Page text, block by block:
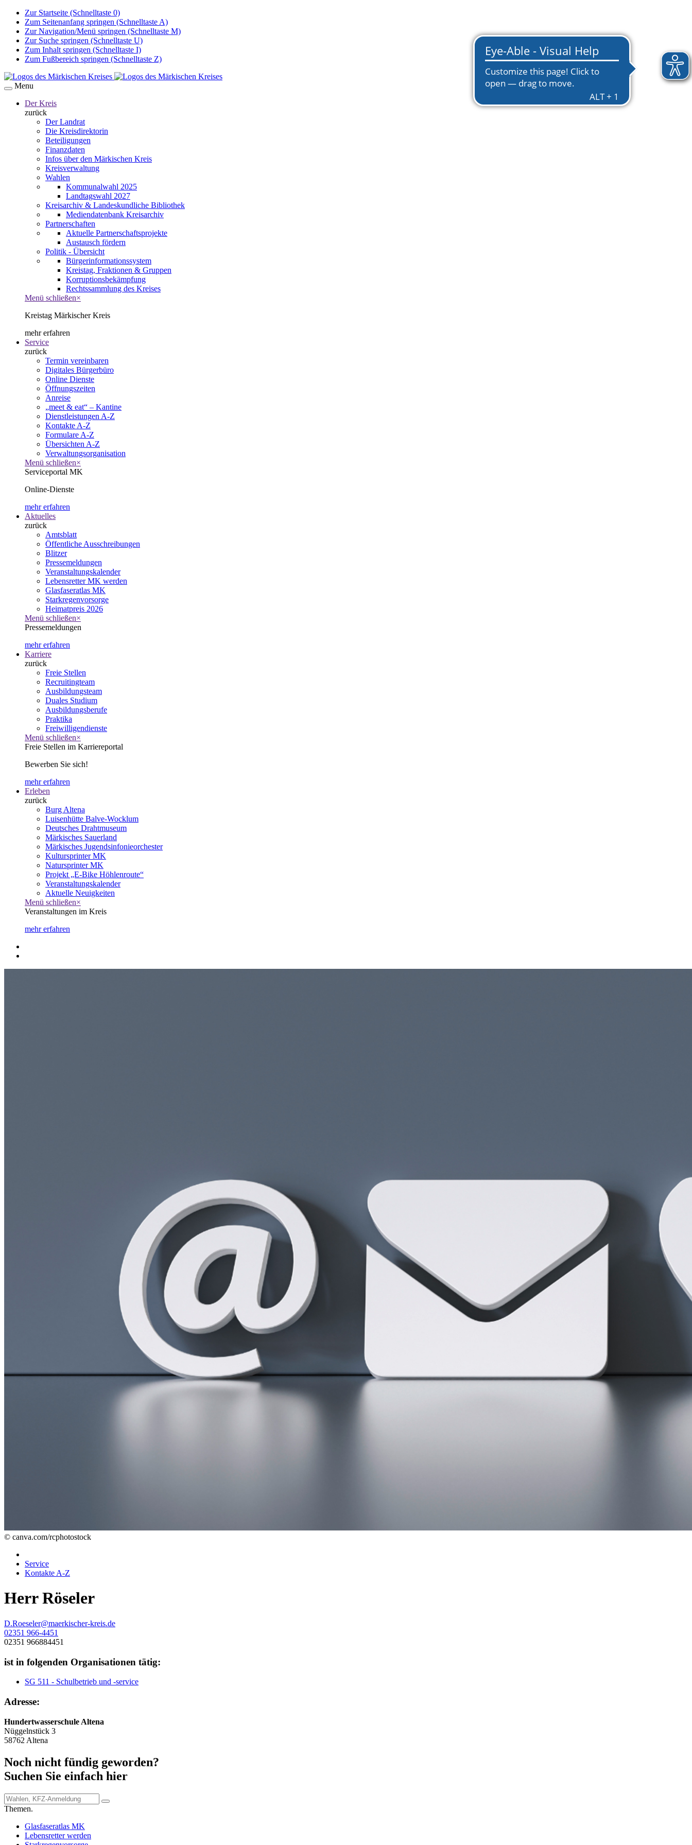
Zur Startseite (Schnelltaste 0)
Zum Seitenanfang springen (Schnelltaste A)
Zur Navigation/Menü springen (Schnelltaste M)
Zur Suche springen (Schnelltaste U)
Zum Inhalt springen (Schnelltaste I)
Zum Fußbereich springen (Schnelltaste Z)
Menu
Der Kreis
zurück
Der Landrat
Die Kreisdirektorin
Beteiligungen
Finanzdaten
Infos über den Märkischen Kreis
Kreisverwaltung
Wahlen
Kommunalwahl 2025
Landtagswahl 2027
Kreisarchiv & Landeskundliche Bibliothek
Mediendatenbank Kreisarchiv
Partnerschaften
Aktuelle Partnerschaftsprojekte
Austausch fördern
Politik - Übersicht
Bürgerinformationssystem
Kreistag, Fraktionen & Gruppen
Korruptionsbekämpfung
Rechtssammlung des Kreises
Menü schließen×
Kreistag Märkischer Kreis
mehr erfahren
Service
zurück
Termin vereinbaren
Digitales Bürgerbüro
Online Dienste
Öffnungszeiten
Anreise
„meet & eat“ – Kantine
Dienstleistungen A-Z
Kontakte A-Z
Formulare A-Z
Übersichten A-Z
Verwaltungsorganisation
Menü schließen×
Serviceportal MK
Online-Dienste
mehr erfahren
Aktuelles
zurück
Amtsblatt
Öffentliche Ausschreibungen
Blitzer
Pressemeldungen
Veranstaltungskalender
Lebensretter MK werden
Glasfaseratlas MK
Starkregenvorsorge
Heimatpreis 2026
Menü schließen×
Pressemeldungen
mehr erfahren
Karriere
zurück
Freie Stellen
Recruitingteam
Ausbildungsteam
Duales Studium
Ausbildungsberufe
Praktika
Freiwilligendienste
Menü schließen×
Freie Stellen im Karriereportal
Bewerben Sie sich!
mehr erfahren
Erleben
zurück
Burg Altena
Luisenhütte Balve-Wocklum
Deutsches Drahtmuseum
Märkisches Sauerland
Märkisches Jugendsinfonieorchester
Kultursprinter MK
Natursprinter MK
Projekt „E-Bike Höhlenroute“
Veranstaltungskalender
Aktuelle Neuigkeiten
Menü schließen×
Veranstaltungen im Kreis
mehr erfahren
© canva.com/rcphotostock
Service
Kontakte A-Z
Herr Röseler
D.Roeseler@maerkischer-kreis.de
02351 966-4451
02351 966884451
ist in folgenden Organisationen tätig:
SG 511 - Schulbetrieb und -service
Adresse:
Hundertwasserschule Altena
Nüggelnstück 3
58762 Altena
Noch nicht fündig geworden?
Suchen Sie einfach hier
Themen.
Glasfaseratlas MK
Lebensretter werden